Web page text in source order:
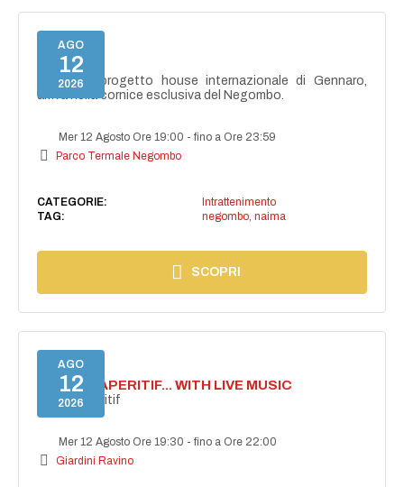
AGO
12
2026
NAIMA
NAIMA, il progetto house internazionale di Gennaro,
arriva nella cornice esclusiva del Negombo.
Mer 12 Agosto Ore 19:00 -fino a Ore 23:59
Parco Termale Negombo
CATEGORIE:
Intrattenimento
TAG:
negombo, naima
SCOPRI
AGO
12
2026
SECRET APERITIF... WITH LIVE MUSIC
Secret aperitif
Mer 12 Agosto Ore 19:30 -fino a Ore 22:00
Giardini Ravino